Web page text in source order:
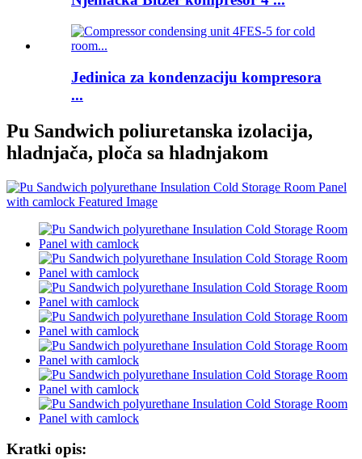
Jedinica za kondenzaciju kompresora
...
Pu Sandwich poliuretanska izolacija,
hladnjača, ploča sa hladnjakom
Kratki opis: